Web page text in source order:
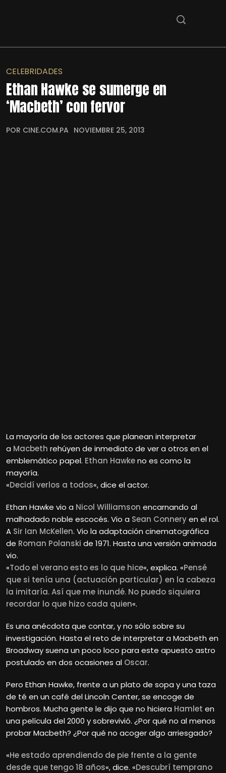
CELEBRIDADES
Ethan Hawke se sumerge en
‘Macbeth’ con fervor
POR CINE.COM.PA NOVIEMBRE 25, 2013
La mayoría de los actores que planean interpretar
a Macbeth rehúyen de inmediato de ver a otros en el
emblemático papel. Ethan Hawkeno es como la
mayoría.
«Decidí verlos a todos«, dice el actor.
Ethan Hawke vio a Nicol Williamson encarnando al
malhadado noble escocés. Vio a Sean Conneryen el rol.
A Sir Ian McKellen. Vio la adaptación cinematográfica
de Roman Polanski de 1971. Hasta una versión animada
vio.
«Todo el verano esto es lo que hice«, explica. «Pensé
que si tenía una (actuación particular) en la cabeza
la imitaría. Así que me inundé. No puedo siquiera
recordar lo que hizo cada quien«.
Es una anécdota que contar, y no sólo sobre su
investigación. Hasta el reto de interpretar a Macbeth en
Broadway suena un poco loco para este apuesto astro
postulado en dos ocasiones al Oscar.
Pero Ethan Hawke, frente a un plato de sopa y una taza
de té en un café del Lincoln Center, se encoge de
hombros. Mucha gente le dijo que no hiciera Hamlet en
una película del 2000 y sobrevivió. ¿Por qué no al menos
probar Macbeth? ¿Por qué no acoger algo arriesgado?
«He estado aprendiendo de pie frente a la gente
desde que tengo 18 años«, dice. «Descubrí temprano